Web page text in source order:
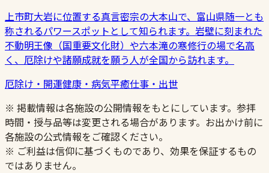
上市町大岩に位置する真言密宗の大本山で、富山県随一とも
称されるパワースポットとして知られます。岩壁に刻まれた
不動明王像（国重要文化財）や六本滝の寒修行の場で名高
く、厄除けや諸願成就を願う人が全国から訪れます。
厄除け・開運健康・病気平癒仕事・出世
※ 掲載情報は各施設の公開情報をもとにしています。参拝
時間・授与品等は変更される場合があります。お出かけ前に
各施設の公式情報をご確認ください。
※ ご利益は信仰に基づくものであり、効果を保証するもの
ではありません。